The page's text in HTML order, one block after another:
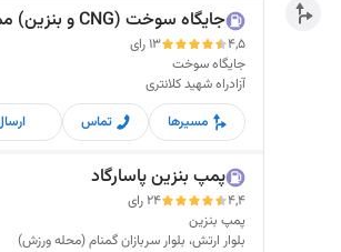
جایگاه سوخت (CNG و بنزین) ممتاز زارعی
4,5
13 رای
جایگاه سوخت
آزادراه شهید کلانتری
مسیرها
تماس
پمپ بنزین پاسارگاد
4,4
24 رای
پمپ بنزین
بلوار ارتش، بلوار سربازان گمنام (محله ورزش)